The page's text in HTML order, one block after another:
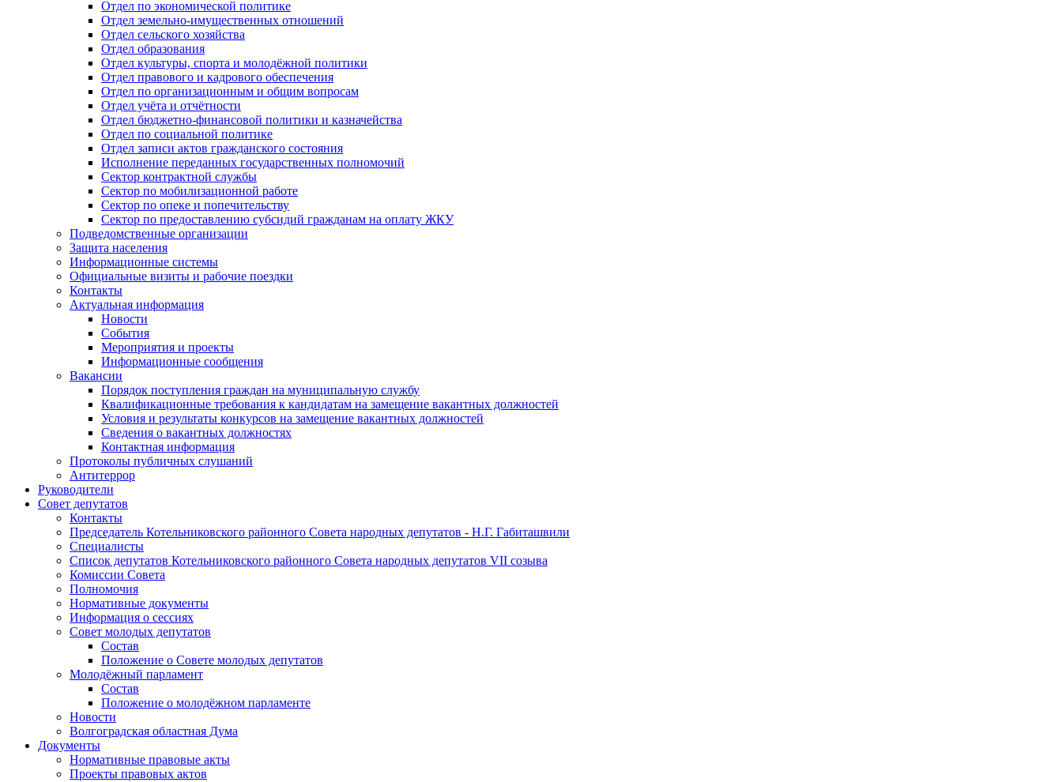
Отдел по экономической политике
Отдел земельно-имущественных отношений
Отдел сельского хозяйства
Отдел образования
Отдел культуры, спорта и молодёжной политики
Отдел правового и кадрового обеспечения
Отдел по организационным и общим вопросам
Отдел учёта и отчётности
Отдел бюджетно-финансовой политики и казначейства
Отдел по социальной политике
Отдел записи актов гражданского состояния
Исполнение переданных государственных полномочий
Сектор контрактной службы
Сектор по мобилизационной работе
Сектор по опеке и попечительству
Сектор по предоставлению субсидий гражданам на оплату ЖКУ
Подведомственные организации
Защита населения
Информационные системы
Официальные визиты и рабочие поездки
Контакты
Актуальная информация
Новости
События
Мероприятия и проекты
Информационные сообщения
Вакансии
Порядок поступления граждан на муниципальную службу
Квалификационные требования к кандидатам на замещение вакантных должностей
Условия и результаты конкурсов на замещение вакантных должностей
Сведения о вакантных должностях
Контактная информация
Протоколы публичных слушаний
Антитеррор
Руководители
Совет депутатов
Контакты
Председатель Котельниковского районного Совета народных депутатов - Н.Г. Габиташвили
Специалисты
Список депутатов Котельниковского районного Совета народных депутатов VII созыва
Комиссии Совета
Полномочия
Нормативные документы
Информация о сессиях
Совет молодых депутатов
Состав
Положение о Совете молодых депутатов
Молодёжный парламент
Состав
Положение о молодёжном парламенте
Новости
Волгоградская областная Дума
Документы
Нормативные правовые акты
Проекты правовых актов